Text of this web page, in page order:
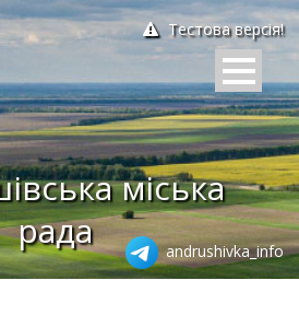
Тестова версія!
міська
рада
andrushivka_info